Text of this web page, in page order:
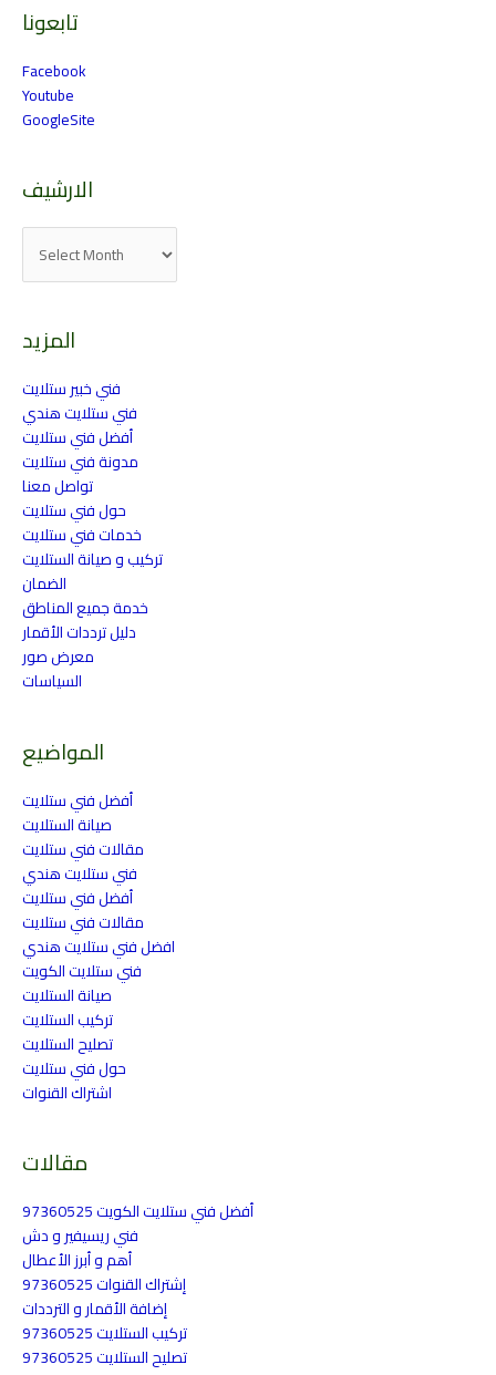
تابعونا
Facebook
Youtube
GoogleSite
الارشيف
المزيد
فني خبير ستلايت
فني ستلايت هندي
أفضل فني ستلايت
مدونة فني ستلايت
تواصل معنا
حول فني ستلايت
خدمات فني ستلايت
تركيب و صيانة الستلايت
الضمان
خدمة جميع المناطق
دليل ترددات الأقمار
معرض صور
السياسات
المواضيع
أفضل فني ستلايت
صيانة الستلايت
مقالات فني ستلايت
فني ستلايت هندي
أفضل فني ستلايت
مقالات فني ستلايت
افضل فني ستلايت هندي
فني ستلايت الكويت
صيانة الستلايت
تركيب الستلايت
تصليح الستلايت
حول فني ستلايت
اشتراك القنوات
مقالات
أفضل فني ستلايت الكويت 97360525
فني ريسيفير و دش
أهم و أبرز الأعطال
إشتراك القنوات 97360525
إضافة الأقمار و الترددات
تركيب الستلايت 97360525
تصليح الستلايت 97360525